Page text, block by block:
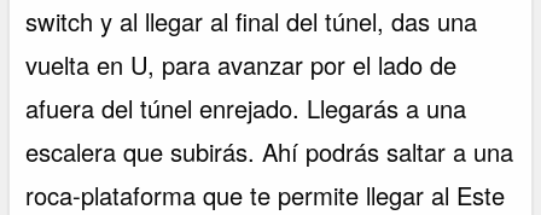
switch y al llegar al final del túnel, das una
vuelta en U, para avanzar por el lado de
afuera del túnel enrejado. Llegarás a una
escalera que subirás. Ahí podrás saltar a una
roca-plataforma que te permite llegar al Este